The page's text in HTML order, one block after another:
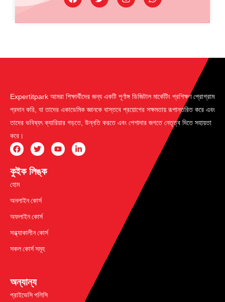
Expertitpark আমরা শিক্ষার্থীদের জন্য একটি পূর্ণাঙ্গ ডিজিটাল মার্কেটিং প্রশিক্ষণ প্রোগ্রাম
প্রদান করি, যা তাদের একাডেমিক জ্ঞানকে বাস্তবে প্রয়োগের সক্ষমতায় রূপান্তরিত করে এবং
তাদের ভবিষ্যৎ ক্যারিয়ার গড়তে, উন্নতি করতে এবং পেশাদার জগতে নেতৃত্ব দিতে সহায়তা
করে।
কুইক লিঙ্ক
হোম
অনলাইন কোর্স
অফলাইন কোর্স
সন্ধ্যাকালীন কোর্স
সকল কোর্স সমূহ
অন্যান্য
প্রাইভেসি পলিসি